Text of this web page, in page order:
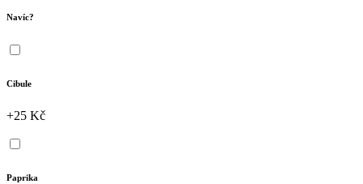
Navíc?
Cibule
+25 Kč
Paprika